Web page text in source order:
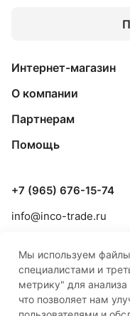
Интернет-магазин
О компании
Партнерам
Помощь
+7 (965) 676-15-74
info@inco-trade.ru
Мы используем
специалистами и
метрику" для
что позволяет нам